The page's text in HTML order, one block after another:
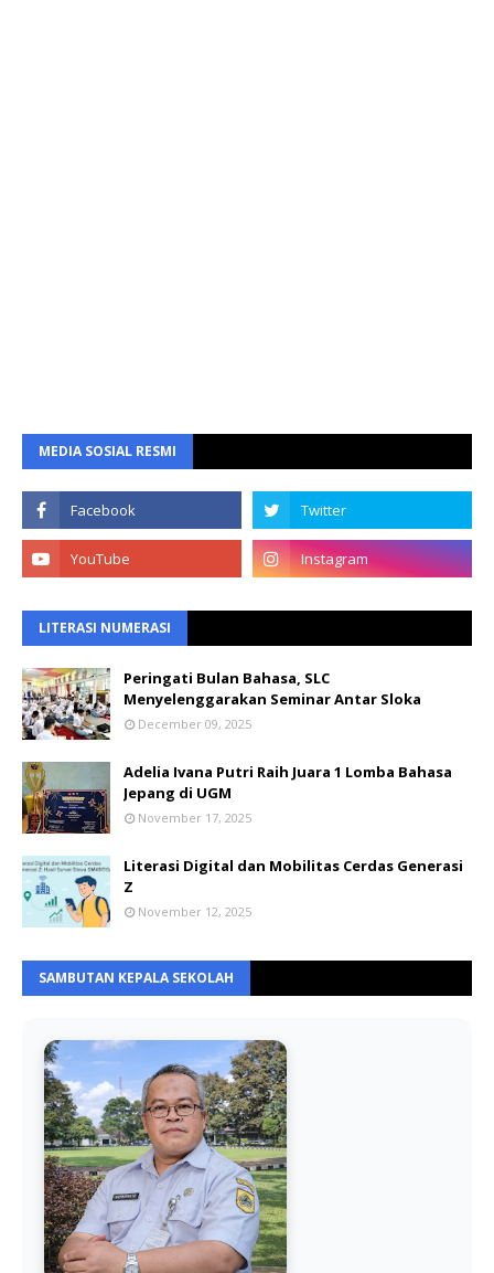
MEDIA SOSIAL RESMI
LITERASI NUMERASI
Peringati Bulan Bahasa, SLC
Menyelenggarakan Seminar Antar Sloka
December 09, 2025
Adelia Ivana Putri Raih Juara 1 Lomba Bahasa
Jepang di UGM
November 17, 2025
Literasi Digital dan Mobilitas Cerdas Generasi
Z
November 12, 2025
SAMBUTAN KEPALA SEKOLAH